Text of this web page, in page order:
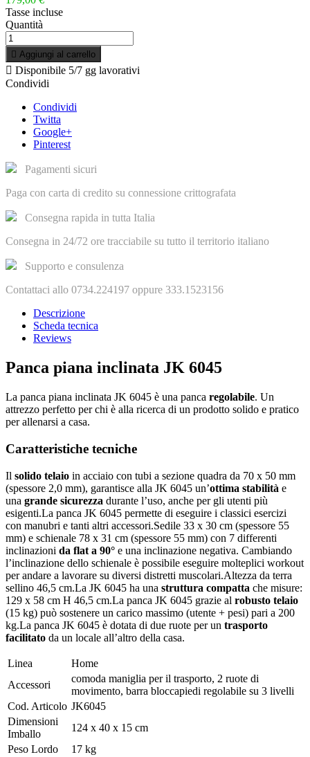
Tasse incluse
Quantità
 Aggiungi al carrello
 Disponibile 5/7 gg lavorativi
Condividi
Condividi
Twitta
Google+
Pinterest
Pagamenti sicuri
Paga con carta di credito su connessione crittografata
Consegna rapida in tutta Italia
Consegna in 24/72 ore tracciabile su tutto il territorio italiano
Supporto e consulenza
Contattaci allo 0734.224197 oppure 333.1523156
Descrizione
Scheda tecnica
Reviews
Panca piana inclinata JK 6045
La panca piana inclinata JK 6045 è una panca regolabile. Un
attrezzo perfetto per chi è alla ricerca di un prodotto solido e pratico
per allenarsi a casa.
Caratteristiche tecniche
Il solido telaio in acciaio con tubi a sezione quadra da 70 x 50 mm
(spessore 2,0 mm), garantisce alla JK 6045 un’ottima stabilità e
una grande sicurezza durante l’uso, anche per gli utenti più
esigenti.La panca JK 6045 permette di eseguire i classici esercizi
con manubri e tanti altri accessori.Sedile 33 x 30 cm (spessore 55
mm) e schienale 78 x 31 cm (spessore 55 mm) con 7 differenti
inclinazioni da flat a 90° e una inclinazione negativa. Cambiando
l’inclinazione dello schienale è possibile eseguire molteplici workout
per andare a lavorare su diversi distretti muscolari.Altezza da terra
sellino 46,5 cm.La JK 6045 ha una struttura compatta che misure:
129 x 58 cm H 46,5 cm.La panca JK 6045 grazie al robusto telaio
(15 kg) può sostenere un carico massimo (utente + pesi) pari a 200
kg.La panca JK 6045 è dotata di due ruote per un trasporto
facilitato da un locale all’altro della casa.
Linea
Home
Accessori
comoda maniglia per il trasporto, 2 ruote di
movimento, barra bloccapiedi regolabile su 3 livelli
Cod. Articolo JK6045
Dimensioni
Imballo
124 x 40 x 15 cm
Peso Lordo
17 kg